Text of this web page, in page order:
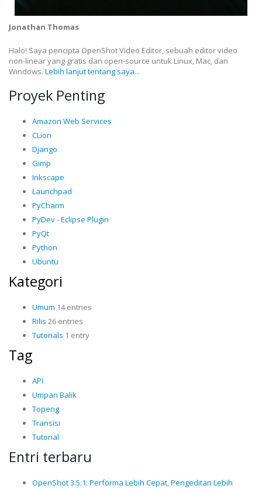
Jonathan Thomas
Halo! Saya pencipta OpenShot Video Editor, sebuah editor video
non-linear yang gratis dan open-source untuk Linux, Mac, dan
Windows. Lebih lanjut tentang saya...
Proyek Penting
Amazon Web Services
CLion
Django
Gimp
Inkscape
Launchpad
PyCharm
PyDev - Eclipse Plugin
PyQt
Python
Ubuntu
Kategori
Umum 14 entries
Rilis 26 entries
Tutorials 1 entry
Tag
API
Umpan Balik
Topeng
Transisi
Tutorial
Entri terbaru
OpenShot 3.5.1: Performa Lebih Cepat, Pengeditan Lebih